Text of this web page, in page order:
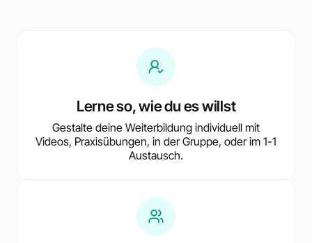
Lerne so, wie du es willst
Gestalte deine Weiterbildung individuell mit
Videos, Praxisübungen, in der Gruppe, oder im 1-1
Austausch.